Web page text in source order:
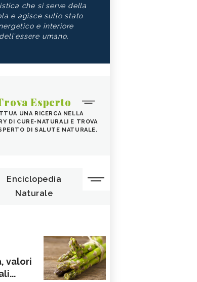
che si serve della
e agisce sullo stato
e interiore
dell'essere umano.
Esperto
UNA RICERCA NELLA
DI CURE-NATURALI E TROVA
DI SALUTE NATURALE.
Enciclopedia
Naturale
valori